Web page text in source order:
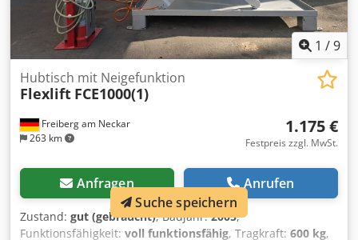
1 /9
Freiberg am Neckar
263 km
Hubtisch mit Neigefunktion
Flexlift FCE1000(1)
1.175 €
Festpreis zzgl. MwSt.
Anfragen Anrufen
Zustand: gut (gebraucht), Baujahr:2005,
Funktionsfähigkeit: voll funktionsfähig, Tragkraft: 600 kg,
Suche speichern